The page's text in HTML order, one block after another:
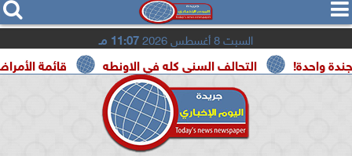
  
السبت 8 أغسطس 2026 11:07 مـ
قائمة الأمراض التحالف السنى كله في الاونطه